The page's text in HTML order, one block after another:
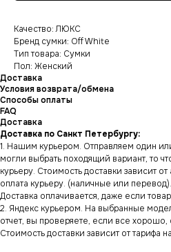
Качество: ЛЮКС
Бренд сумки: Off White
Тип товара: Сумки
Пол: Женский
Доставка
Условия возврата/обмена
Способы оплаты
FAQ
Доставка
Доставка по Санкт Петербургу:
1. Нашим курьером. Отправляем один
могли выбрать походящий вариант, то
курьеру. Стоимость доставки зависит
оплата курьеру. (наличные или перевод).
Доставка оплачивается, даже если
2. Яндекс курьером. На выбранные
отчет, вы проверяете, если все
Стоимость доставки зависит от тарифа